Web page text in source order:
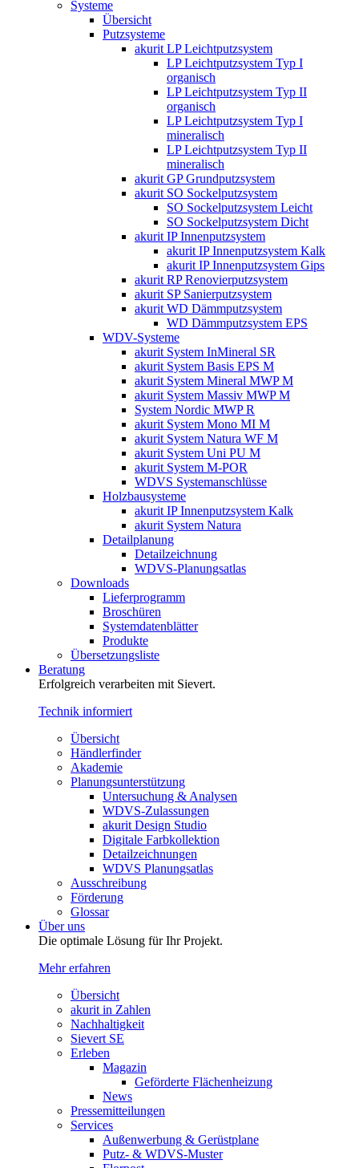
Systeme
Übersicht
Putzsysteme
akurit LP Leichtputzsystem
LP Leichtputzsystem Typ I
organisch
LP Leichtputzsystem Typ II
organisch
LP Leichtputzsystem Typ I
mineralisch
LP Leichtputzsystem Typ II
mineralisch
akurit GP Grundputzsystem
akurit SO Sockelputzsystem
SO Sockelputzsystem Leicht
SO Sockelputzsystem Dicht
akurit IP Innenputzsystem
akurit IP Innenputzsystem Kalk
akurit IP Innenputzsystem Gips
akurit RP Renovierputzsystem
akurit SP Sanierputzsystem
akurit WD Dämmputzsystem
WD Dämmputzsystem EPS
WDV-Systeme
akurit System InMineral SR
akurit System Basis EPS M
akurit System Mineral MWP M
akurit System Massiv MWP M
System Nordic MWP R
akurit System Mono MI M
akurit System Natura WF M
akurit System Uni PU M
akurit System M-POR
WDVS Systemanschlüsse
Holzbausysteme
akurit IP Innenputzsystem Kalk
akurit System Natura
Detailplanung
Detailzeichnung
WDVS-Planungsatlas
Downloads
Lieferprogramm
Broschüren
Systemdatenblätter
Produkte
Übersetzungsliste
Beratung
Erfolgreich verarbeiten mit Sievert.
Technik informiert
Übersicht
Händlerfinder
Akademie
Planungsunterstützung
Untersuchung & Analysen
WDVS-Zulassungen
akurit Design Studio
Digitale Farbkollektion
Detailzeichnungen
WDVS Planungsatlas
Ausschreibung
Förderung
Glossar
Über uns
Die optimale Lösung für Ihr Projekt.
Mehr erfahren
Übersicht
akurit in Zahlen
Nachhaltigkeit
Sievert SE
Erleben
Magazin
Geförderte Flächenheizung
News
Pressemitteilungen
Services
Außenwerbung & Gerüstplane
Putz- & WDVS-Muster